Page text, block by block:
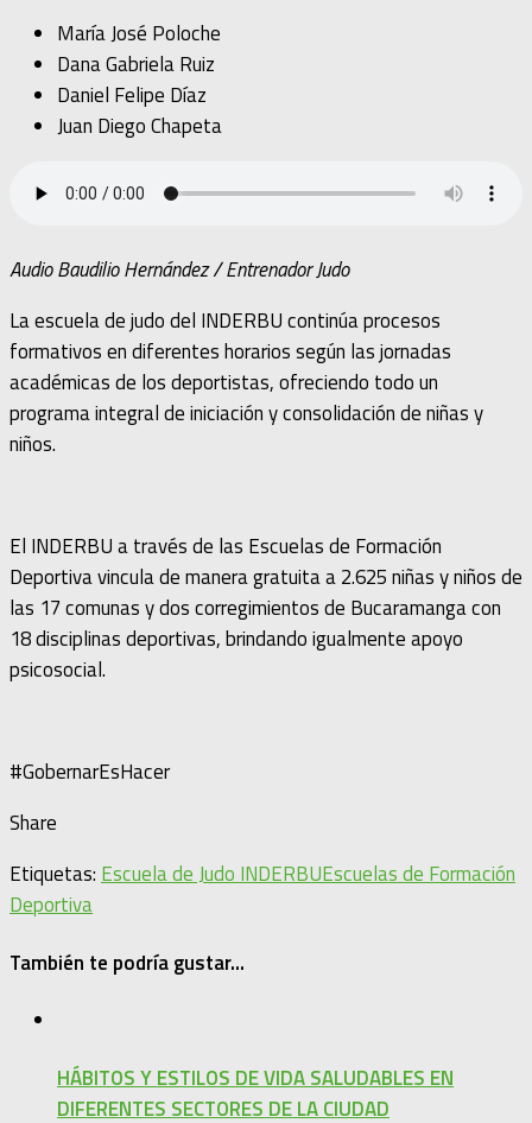
María José Poloche
Dana Gabriela Ruiz
Daniel Felipe Díaz
Juan Diego Chapeta
Audio Baudilio Hernández / Entrenador Judo
La escuela de judo del INDERBU continúa procesos
formativos en diferentes horarios según las jornadas
académicas de los deportistas, ofreciendo todo un
programa integral de iniciación y consolidación de niñas y
niños.
El INDERBU a través de las Escuelas de Formación
Deportiva vincula de manera gratuita a 2.625 niñas y niños de
las 17 comunas y dos corregimientos de Bucaramanga con
18 disciplinas deportivas, brindando igualmente apoyo
psicosocial.
#GobernarEsHacer
Share
Etiquetas: Escuela de Judo INDERBUEscuelas de Formación
Deportiva
También te podría gustar...
HÁBITOS Y ESTILOS DE VIDA SALUDABLES EN
DIFERENTES SECTORES DE LA CIUDAD